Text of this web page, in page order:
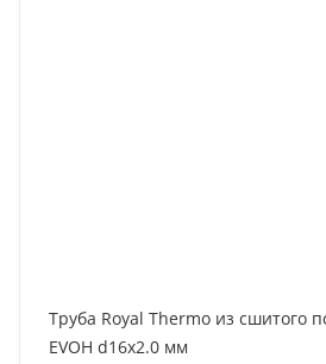
Труба Royal Thermo из сшитого
EVOH d16x2.0 мм